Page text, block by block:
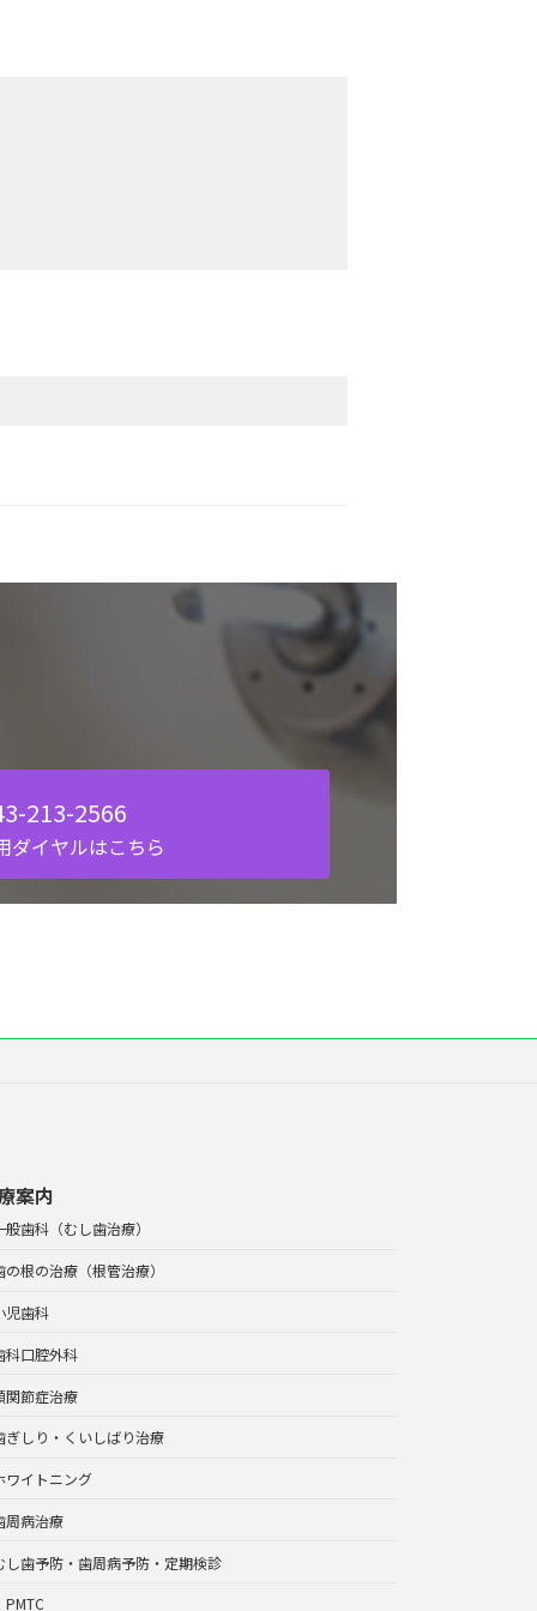
213-2566
ダイヤルはこちら
案内
般歯科（むし歯治療）
の根の治療（根管治療）
児歯科
科口腔外科
関節症治療
ぎしり・くいしばり治療
ワイトニング
周病治療
し歯予防・歯周病予防・定期検診
PMTC